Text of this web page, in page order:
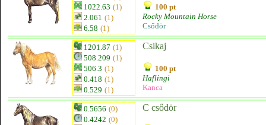
1022.63 (1)
2.061 (1)
6.58 (1)
100 pt
Rocky Mountain Horse
Csődör
1201.87 (1)
508.209 (1)
506.3 (1)
0.418 (1)
0.529 (1)
Csikaj
100 pt
Haflingi
Kanca
0.5656 (0)
0.4242 (0)
C csődör